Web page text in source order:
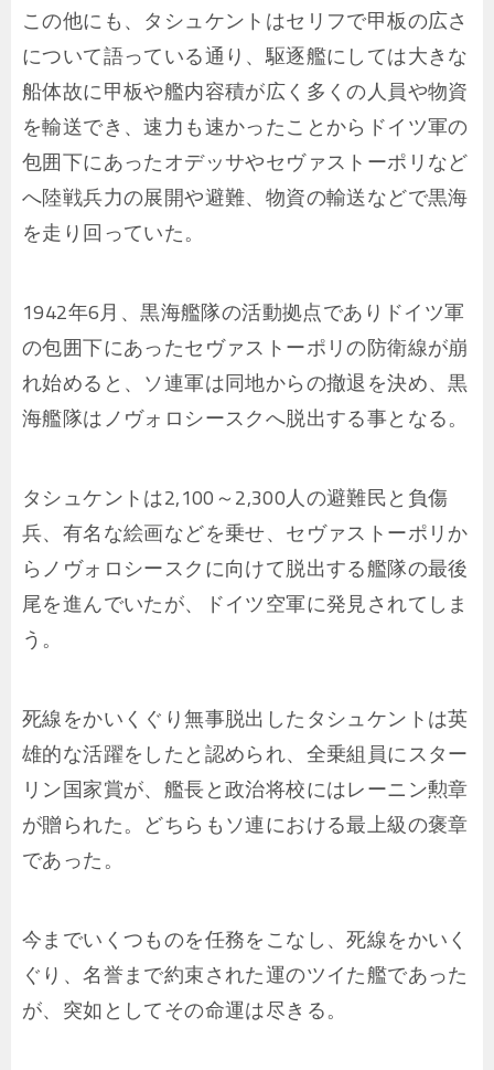
この他にも、タシュケントはセリフで甲板の広さ
について語っている通り、駆逐艦にしては大きな
船体故に甲板や艦内容積が広く多くの人員や物資
を輸送でき、速力も速かったことからドイツ軍の
包囲下にあったオデッサやセヴァストーポリなど
へ陸戦兵力の展開や避難、物資の輸送などで黒海
を走り回っていた。
1942年6月、黒海艦隊の活動拠点でありドイツ軍
の包囲下にあったセヴァストーポリの防衛線が崩
れ始めると、ソ連軍は同地からの撤退を決め、黒
海艦隊はノヴォロシースクへ脱出する事となる。
タシュケントは2,100～2,300人の避難民と負傷
兵、有名な絵画などを乗せ、セヴァストーポリか
らノヴォロシースクに向けて脱出する艦隊の最後
尾を進んでいたが、ドイツ空軍に発見されてしま
う。
死線をかいくぐり無事脱出したタシュケントは英
雄的な活躍をしたと認められ、全乗組員にスター
リン国家賞が、艦長と政治将校にはレーニン勲章
が贈られた。どちらもソ連における最上級の褒章
であった。
今までいくつものを任務をこなし、死線をかいく
ぐり、名誉まで約束された運のツイた艦であった
が、突如としてその命運は尽きる。